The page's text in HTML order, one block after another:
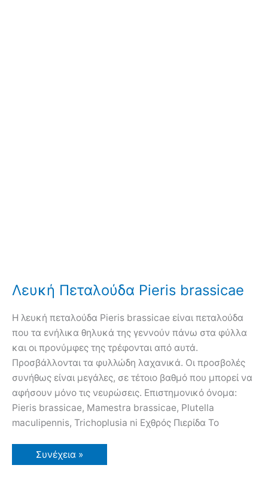
Λευκή Πεταλούδα Pieris brassicae
H λευκή πεταλούδα Pieris brassicae είναι πεταλούδα
που τα ενήλικα θηλυκά της γεννούν πάνω στα φύλλα
και οι προνύμφες της τρέφονται από αυτά.
Προσβάλλονται τα φυλλώδη λαχανικά. Οι προσβολές
συνήθως είναι μεγάλες, σε τέτοιο βαθμό που μπορεί να
αφήσουν μόνο τις νευρώσεις. Επιστημονικό όνομα:
Pieris brassicae, Mamestra brassicae, Plutella
maculipennis, Trichoplusia ni Εχθρός Πιερίδα Το
Λευκή
Πεταλούδα
Συνέχεια »